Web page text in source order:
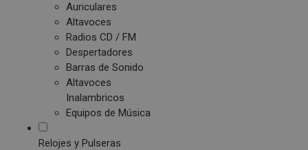
Auriculares
Altavoces
Radios CD / FM
Despertadores
Barras de Sonido
Altavoces
Inalambricos
Equipos de Música
Relojes y Pulseras